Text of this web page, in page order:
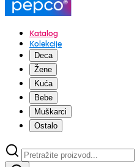
Katalog
Kolekcije
Deca
Žene
Kuća
Bebe
Muškarci
Ostalo